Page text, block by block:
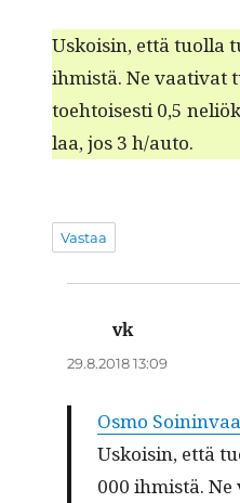
Uskoisin, että tuol­la
ihmistä. Ne vaa­ti­vat
toe­htois­es­ti 0,5
laa, jos 3 h/auto.
Vastaa
vk
29.8.2018 13:09
Osmo
Uskoisin, että
000 ihmistä.